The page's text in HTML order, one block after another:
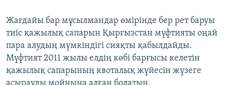
Жағдайы бар мұсылмандар өмірінде бер рет баруы
тиіс қажылық сапарын Қырғызстан мүфтияты оңай
пара алудың мүмкіндігі сияқты қабылдайды.
Мүфтият 2011 жылы елдің көбі барғысы келетін
қажылық сапарының квоталық жүйесін жүзеге